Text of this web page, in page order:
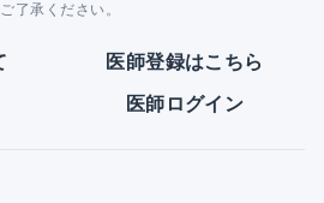
了承ください。
医師登録はこちら
医師ログイン